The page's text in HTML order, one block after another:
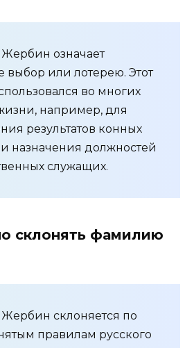
означает
выбор или лотерею. Этот
во многих
например, для
результатов конных
назначения должностей
служащих.
склонять фамилию
склоняется по
правилам русского